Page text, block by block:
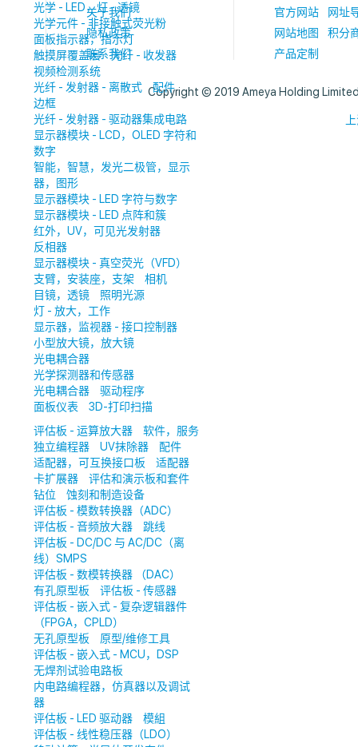
光学 - LED，灯 - 透镜
光学元件 - 非接触式荧光粉
面板指示器，指示灯
触摸屏覆盖层
光纤 - 收发器
视频检测系统
光纤 - 发射器 - 离散式
配件
边框
光纤 - 发射器 - 驱动器集成电路
显示器模块 - LCD，OLED 字符和
数字
智能，智慧，发光二极管，显示
器，图形
显示器模块 - LED 字符与数字
显示器模块 - LED 点阵和簇
红外，UV，可见光发射器
反相器
显示器模块 - 真空荧光（VFD）
支臂，安装座，支架
相机
目镜，透镜
照明光源
灯 - 放大，工作
显示器，监视器 - 接口控制器
小型放大镜，放大镜
光电耦合器
光学探测器和传感器
光电耦合器
驱动程序
面板仪表
3D-打印扫描
评估板 - 运算放大器
软件，服务
独立编程器
UV抹除器
配件
适配器，可互换接口板
适配器
卡扩展器
评估和演示板和套件
钻位
蚀刻和制造设备
评估板 - 模数转换器（ADC）
评估板 - 音频放大器
跳线
评估板 - DC/DC 与 AC/DC（离
线）SMPS
评估板 - 数模转换器 （DAC）
有孔原型板
评估板 - 传感器
评估板 - 嵌入式 - 复杂逻辑器件
（FPGA，CPLD）
无孔原型板
原型/维修工具
评估板 - 嵌入式 - MCU，DSP
无焊剂试验电路板
内电路编程器，仿真器以及调试
器
评估板 - LED 驱动器
模組
评估板 - 线性稳压器（LDO）
关于我们
隐私政策
联系我们
官方网站
网址
网站地图
积分
产品定制
Copyright © 2019 Ameya Holding